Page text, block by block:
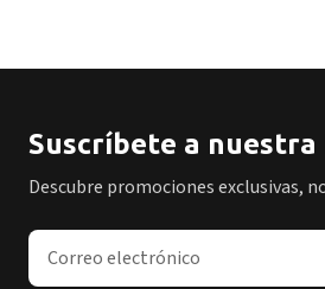
Suscríbete a
Descubre promociones exclusivas,
Dirección de correo electrónico